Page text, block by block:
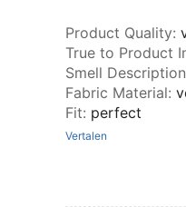
Product Quality:
True to Product
Smell Description
Fabric Material:
Fit: perfect
Vertalen